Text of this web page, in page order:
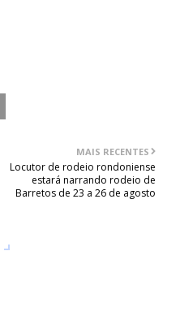
MAIS RECENTES
Locutor de rodeio rondoniense
estará narrando rodeio de
Barretos de 23 a 26 de agosto